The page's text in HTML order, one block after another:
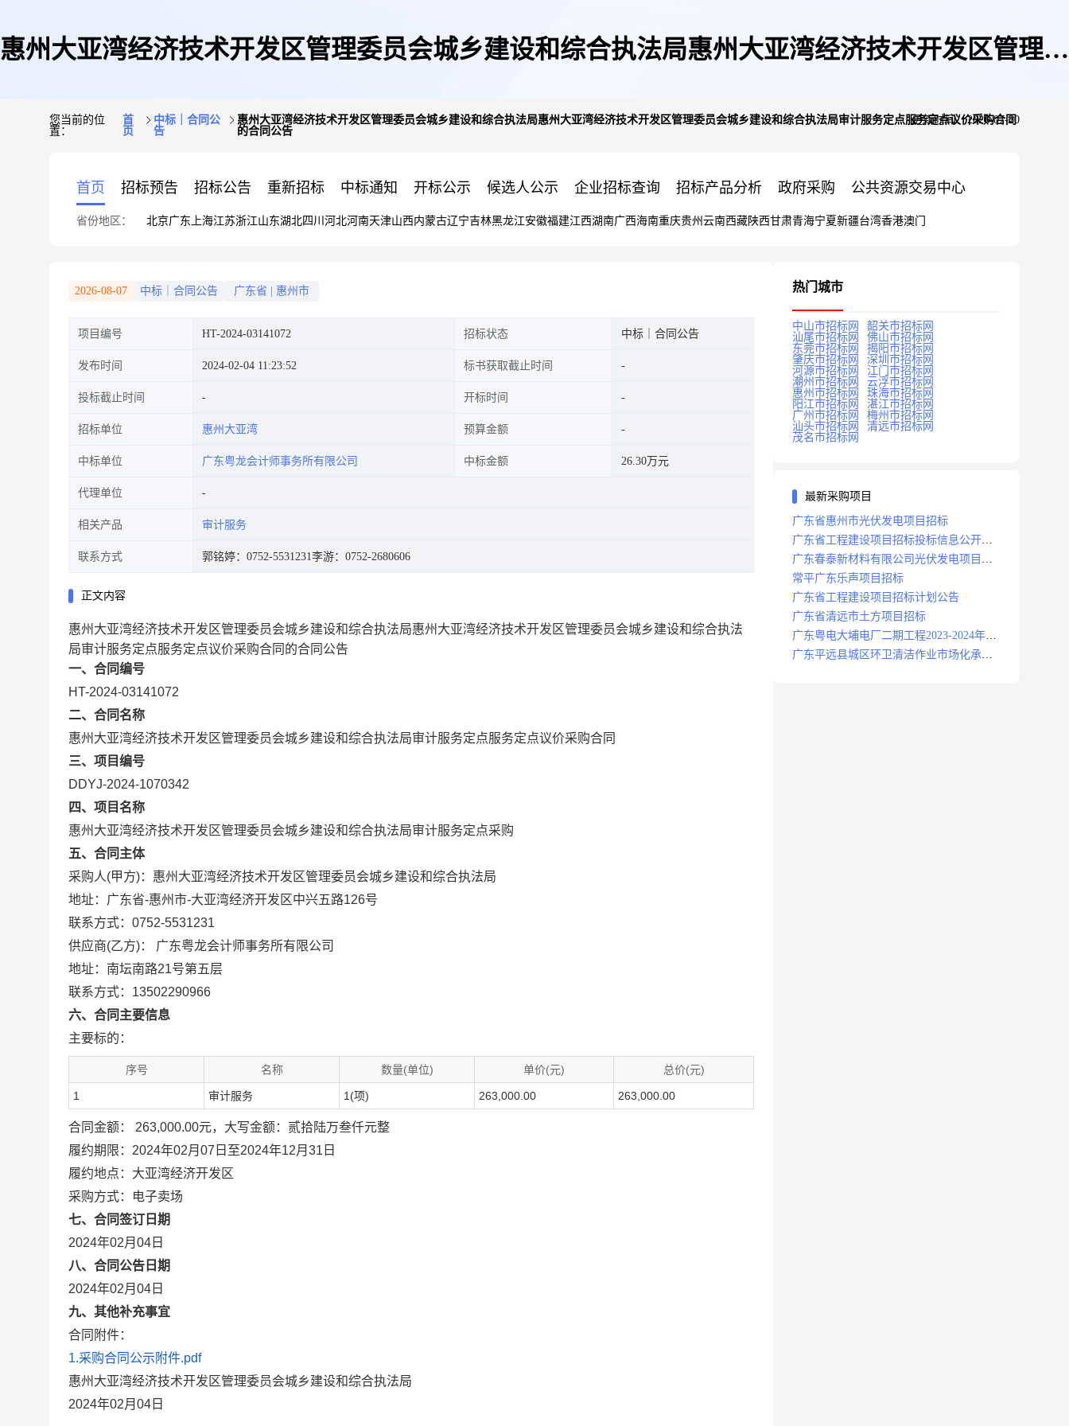
惠州大亚湾经济技术开发区管理委员会城乡建设和综合执法局惠州大亚湾经济技术开发区管理委
您当前的位
置：
首
页
中标｜合同公
告
惠州大亚湾经济技术开发区管理委员会城乡建设和综合执法局惠州大亚湾经济技术开发区管理委员会城乡建设和综合执法局审计服务定点服务定点议价采购合同
的合同公告
更新时间：2026-07-20
首页 招标预告 招标公告 重新招标 中标通知 开标公示 候选人公示 企业招标查询 招标产品分析 政府采购 公共资源交易中心
省份地区： 北京广东 上海江苏浙江山东湖北四川 河北河南天津山西内蒙古辽宁吉林黑龙江安徽福建江西湖南广西海南重庆贵州 云南西藏陕西甘肃青海宁夏新疆台湾香港澳门
2026-08-07 中标｜合同公告 广东省 惠州市
项目编号 HT-2024-03141072 招标状态 中标｜合同公告
发布时间 2024-02-04 11:23:52 标书获取截止时间
投标截止时间 开标时间
招标单位 惠州大亚湾 预算金额
中标单位 广东粤龙会计师事务所有限公司 中标金额 26.30万元
代理单位
相关产品 审计服务
联系方式 郭铭婷：0752-5531231李游：0752-2680606
正文内容
惠州大亚湾经济技术开发区管理委员会城乡建设和综合执法局惠州大亚湾经济技术开发区管理委员会城乡建设和综合执法
局审计服务定点服务定点议价采购合同的合同公告
一、合同编号
HT-2024-03141072
二、合同名称
惠州大亚湾经济技术开发区管理委员会城乡建设和综合执法局审计服务定点服务定点议价采购合同
三、项目编号
DDYJ-2024-1070342
四、项目名称
惠州大亚湾经济技术开发区管理委员会城乡建设和综合执法局审计服务定点采购
五、合同主体
采购人(甲方)：惠州大亚湾经济技术开发区管理委员会城乡建设和综合执法局
地址：广东省-惠州市-大亚湾经济开发区中兴五路126号
联系方式：0752-5531231
供应商(乙方)： 广东粤龙会计师事务所有限公司
地址：南坛南路21号第五层
联系方式：13502290966
六、合同主要信息
主要标的：
序号 名称 数量(单位) 单价(元) 总价(元)
1 审计服务 1(项) 263,000.00 263,000.00
合同金额： 263,000.00元，大写金额：贰拾陆万叁仟元整
履约期限：2024年02月07日至2024年12月31日
履约地点：大亚湾经济开发区
采购方式：电子卖场
七、合同签订日期
2024年02月04日
八、合同公告日期
2024年02月04日
九、其他补充事宜
合同附件：
1.采购合同公示附件.pdf
惠州大亚湾经济技术开发区管理委员会城乡建设和综合执法局
2024年02月04日
热门城市
中山市招标网
韶关市招标网
汕尾市招标网
佛山市招标网
东莞市招标网
揭阳市招标网
肇庆市招标网
深圳市招标网
河源市招标网
江门市招标网
潮州市招标网
云浮市招标网
惠州市招标网
珠海市招标网
阳江市招标网
湛江市招标网
广州市招标网
梅州市招标网
汕头市招标网
清远市招标网
茂名市招标网
最新采购项目
广东省惠州市光伏发电项目招标
广东省工程建设项目招标投标信息公开目
录
广东春泰新材料有限公司光伏发电项目招
标
常平广东乐声项目招标
广东省工程建设项目招标计划公告
广东省清远市土方项目招标
广东粤电大埔电厂二期工程2023-2024年度
安保服务项目招标公告
广东平远县城区环卫清洁作业市场化承包